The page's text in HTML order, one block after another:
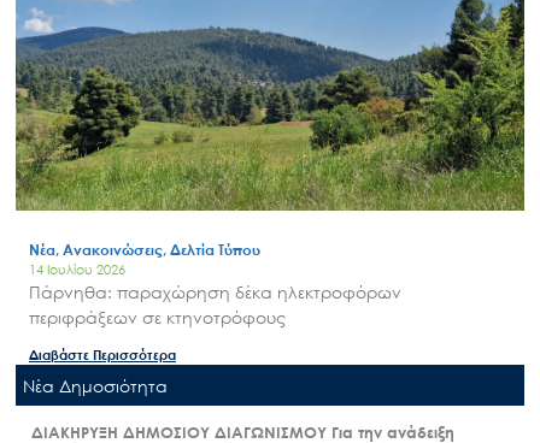
Νέα, Ανακοινώσεις, Δελτία Τύπου
14 Ιουλίου 2026
Πάρνηθα: παραχώρηση δέκα ηλεκτροφόρων
περιφράξεων σε κτηνοτρόφους
Διαβάστε Περισσότερα
Nέα Δημοσιότητα
ΔΙΑΚΗΡΥΞΗ ΔΗΜΟΣΙΟΥ ΔΙΑΓΩΝΙΣΜΟΥ Για την ανάδειξη